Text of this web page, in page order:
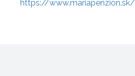
https://www.mariapenzion.sk/